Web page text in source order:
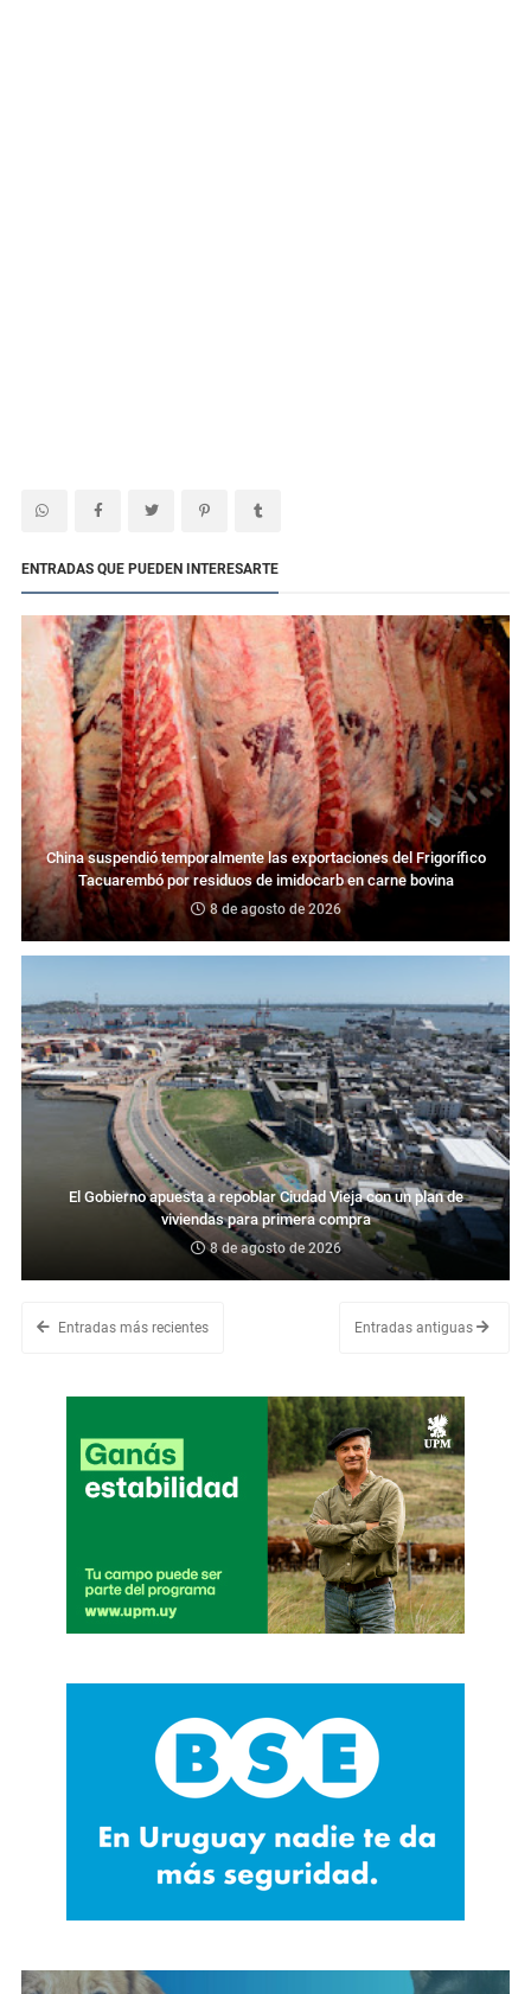
ENTRADAS QUE PUEDEN INTERESARTE
China suspendió temporalmente las exportaciones del Frigorífico
Tacuarembó por residuos de imidocarb en carne bovina
8 de agosto de 2026
El Gobierno apuesta a repoblar Ciudad Vieja con un plan de
viviendas para primera compra
8 de agosto de 2026
Entradas más recientes Entradas antiguas